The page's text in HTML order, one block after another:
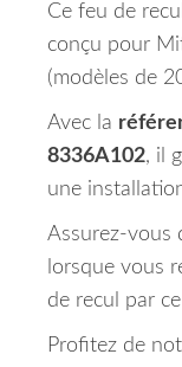
Ce feu de
conçu pour
(modèles de
Avec la
8336A102, il
une
Assurez-vous
lorsque vous
de recul par
Profitez de